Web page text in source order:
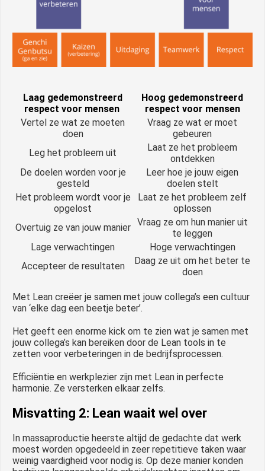
Laag gedemonstreerd
respect voor mensen
Hoog gedemonstreerd
respect voor mensen
Vertel ze wat ze moeten
doen
Vraag ze wat er moet
gebeuren
Leg het probleem uit
Laat ze het probleem
ontdekken
De doelen worden voor je
gesteld
Leer hoe je jouw eigen
doelen stelt
Het probleem wordt voor je
opgelost
Laat ze het probleem zelf
oplossen
Overtuig ze van jouw manier
Vraag ze om hun manier uit
te leggen
Lage verwachtingen
Hoge verwachtingen
Accepteer de resultaten
Daag ze uit om het beter te
doen
Met Lean creëer je samen met jouw collega’s een cultuur
van ‘elke dag een beetje beter’.
Het geeft een enorme kick om te zien wat je samen met
jouw collega’s kan bereiken door de Lean tools in te
zetten voor verbeteringen in de bedrijfsprocessen.
Efficiëntie en werkplezier zijn met Lean in perfecte
harmonie. Ze versterken elkaar zelfs.
Misvatting 2: Lean waait wel over
In massaproductie heerste altijd de gedachte dat werk
moest worden opgedeeld in zeer repetitieve taken waar
weinig vaardigheid voor nodig is. Op deze manier konden